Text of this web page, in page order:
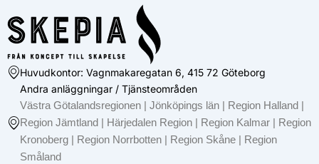
Huvudkontor: Vagnmakaregatan 6, 415 72 Göteborg
Andra anläggningar / Tjänsteområden
Västra Götalandsregionen | Jönköpings län | Region Halland |
Region Jämtland | Härjedalen Region | Region Kalmar | Region
Kronoberg | Region Norrbotten | Region Skåne | Region
Småland